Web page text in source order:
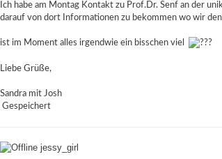
Ich habe am Montag Kontakt zu Prof.Dr. Senf an der
darauf von dort Informationen zu bekommen wo wir
ist im Moment alles irgendwie ein bisschen viel
Liebe Grüße,
Sandra mit Josh
Gespeichert
jessy_girl